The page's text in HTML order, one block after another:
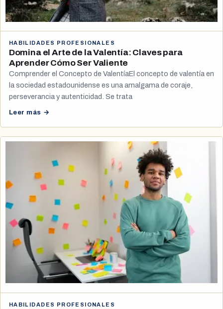
HABILIDADES PROFESIONALES
Domina el Arte de la Valentía: Claves para
Aprender Cómo Ser Valiente
Comprender el Concepto de ValentíaEl concepto de valentía en
la sociedad estadounidense es una amalgama de coraje,
perseverancia y autenticidad. Se trata
Leer más →
HABILIDADES PROFESIONALES